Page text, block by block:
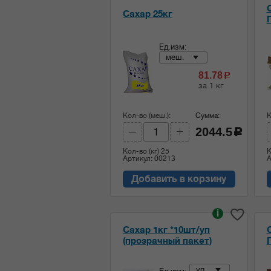
Сахар 25кг
Ед.изм:
меш.
81.78c
за 1 кг
Кол-во (меш.):
Кол-во (кг) 25
Артикул: 00213
Сумма:
2044.5 c
Добавить в корзину
Сахар 1кг *10шт/уп
(прозрачный пакет)
i